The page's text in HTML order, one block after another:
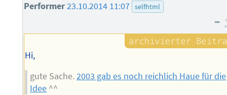
Performer23.10.2014 11:07 selfhtml
–
Hi,
gute Sache.2003 gab es noch reichlich Haue für die
Idee ^^